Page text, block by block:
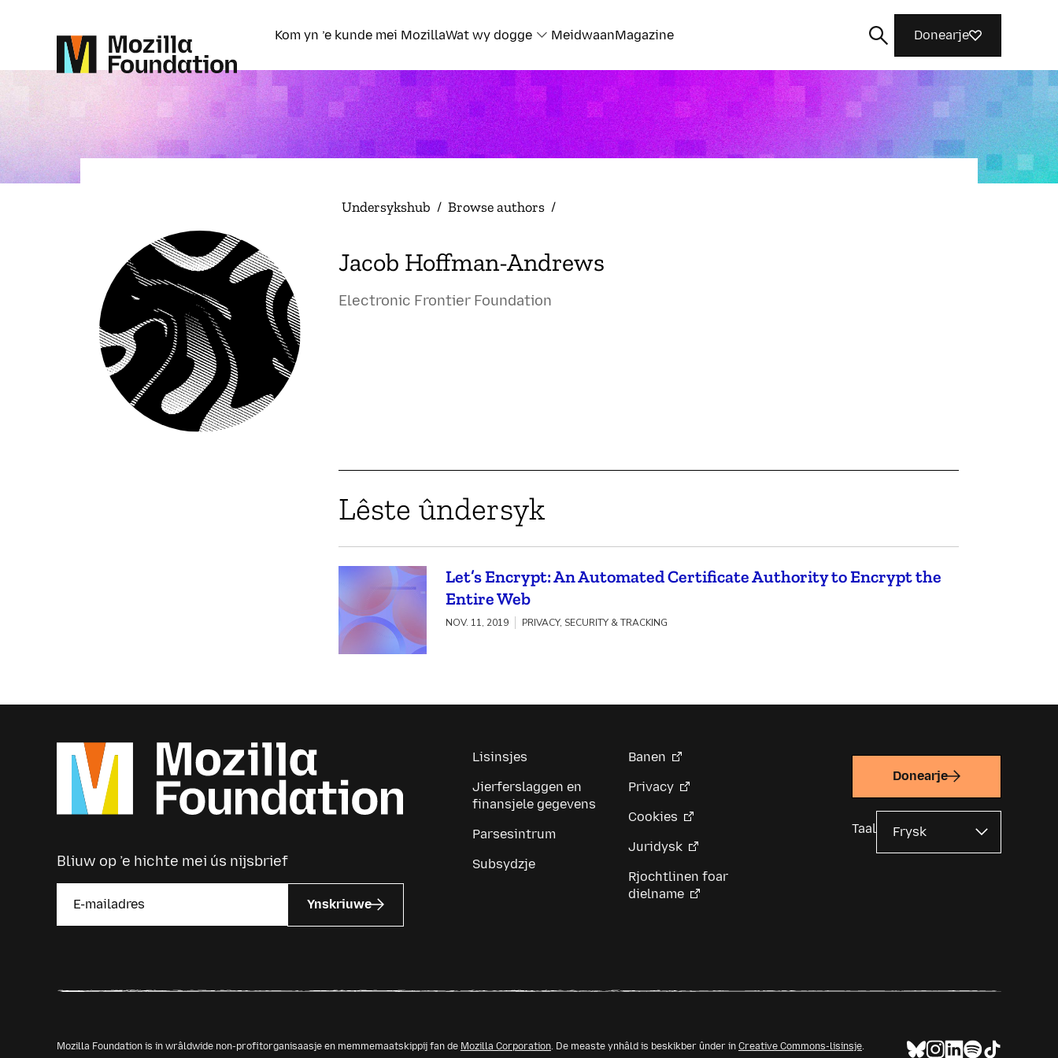
Kom yn ’e kunde mei MozillaWat wy dogge MeidwaanMagazine Donearje
Undersykshub / Browse authors /
Jacob Hoffman-Andrews
Electronic Frontier Foundation
Lêste ûndersyk
Let’s Encrypt: An Automated Certificate Authority to Encrypt the
Entire Web
NOV. 11, 2019 PRIVACY, SECURITY & TRACKING
Bliuw op ’e hichte mei ús nijsbrief
Ynskriuwe
Lisinsjes
Jierferslaggen en
finansjele gegevens
Parsesintrum
Subsydzje
Banen
Privacy
Cookies
Juridysk
Rjochtlinen foar
dielname
Donearje
Taal
Mozilla Foundation is in wrâldwide non-profitorganisaasje en memmemaatskippij fan de Mozilla Corporation . De measte ynhâld is beskikber ûnder in Creative Commons-lisinsje